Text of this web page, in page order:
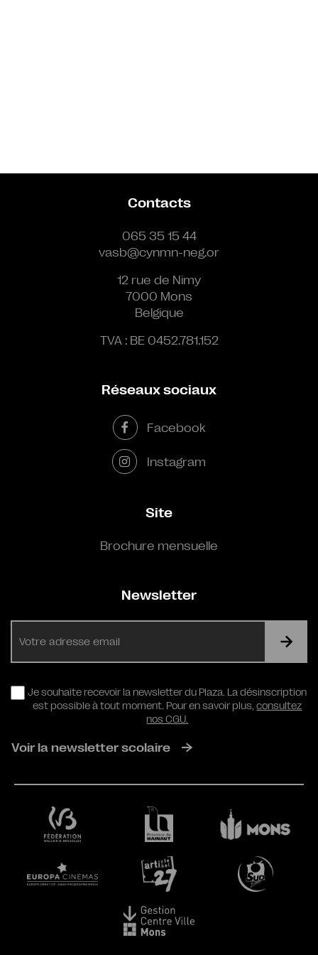
Contacts
065 35 15 44
vasb@cynmn-neg.or
12 rue de Nimy
7000 Mons
Belgique
TVA : BE 0452.781.152
Réseaux sociaux
Facebook
Instagram
Site
Brochure mensuelle
Newsletter
RGPD
Je souhaite recevoir la newsletter du Plaza. La désinscription
est possible à tout moment. Pour en savoir plus,consultez
nos CGU.
Voir la newsletter scolaire